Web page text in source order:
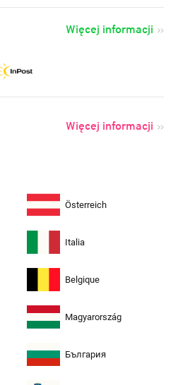
Więcej informacji
Więcej informacji
Österreich
Italia
Belgique
Magyarország
България